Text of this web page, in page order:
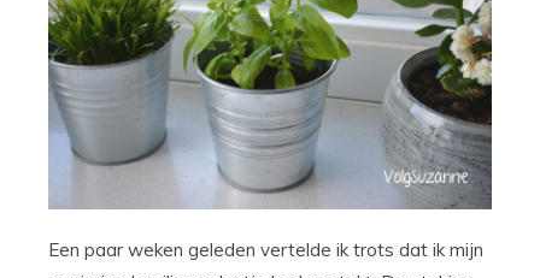
Een paar weken geleden vertelde ik trots dat ik mijn